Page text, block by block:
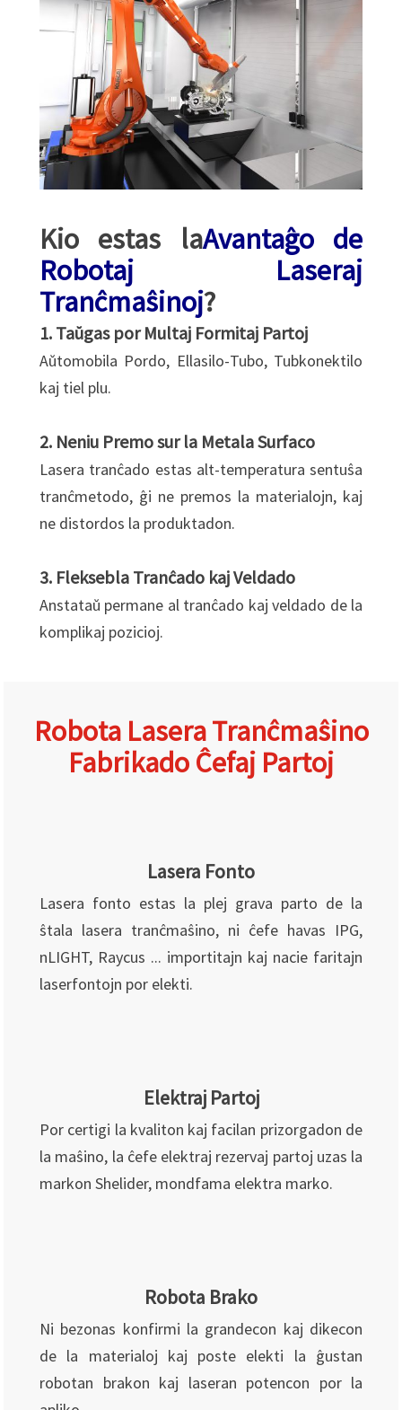
Kio estas laAvantaĝo de
Robotaj Laseraj
Tranĉmaŝinoj?
1. Taŭgas por Multaj Formitaj Partoj
Aŭtomobila Pordo, Ellasilo-Tubo, Tubkonektilo
kaj tiel plu.
2. Neniu Premo sur la Metala Surfaco
Lasera tranĉado estas alt-temperatura sentuŝa
tranĉmetodo, ĝi ne premos la materialojn, kaj
ne distordos la produktadon.
3. Fleksebla Tranĉado kaj Veldado
Anstataŭ permane al tranĉado kaj veldado de la
komplikaj pozicioj.
Robota Lasera Tranĉmaŝino
Fabrikado Ĉefaj Partoj
Lasera Fonto
Lasera fonto estas la plej grava parto de la
ŝtala lasera tranĉmaŝino, ni ĉefe havas IPG,
nLIGHT, Raycus ... importitajn kaj nacie faritajn
laserfontojn por elekti.
Elektraj Partoj
Por certigi la kvaliton kaj facilan prizorgadon de
la maŝino, la ĉefe elektraj rezervaj partoj uzas la
markon Shelider, mondfama elektra marko.
Robota Brako
Ni bezonas konfirmi la grandecon kaj dikecon
de la materialoj kaj poste elekti la ĝustan
robotan brakon kaj laseran potencon por la